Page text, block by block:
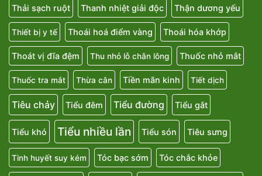
Thải sạch ruột Thanh nhiệt giải độc Thận dương yếu
Thiết bị y tế Thoái hoá điểm vàng Thoái hóa khớp
Thoát vị đĩa đệm Thu nhỏ lỗ chân lông Thuốc nhỏ mắt
Thuốc tra mắt Thừa cân Tiền mãn kinh Tiết dịch
Tiêu chảy Tiểu đêm Tiểu đường Tiểu gắt
Tiểu khó Tiểu nhiều lần Tiểu són Tiêu sưng
Tinh huyết suy kém Tóc bạc sớm Tóc chắc khỏe